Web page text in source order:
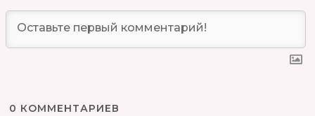
0 КОММЕНТАРИЕВ